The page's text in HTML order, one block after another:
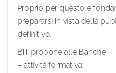
Proprio per questo è
prepararsi in vista della
definitivo.
BIT propone alle Banche:
– attività formativa;